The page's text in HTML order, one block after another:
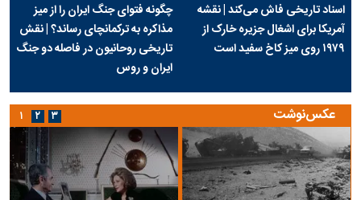
اسناد تاریخی فاش می‌کند | نقشه
آمریکا برای اشغال جزیره خارک از
۱۹۷۹ روی میز کاخ سفید است
چگونه فتوای جنگ ایران را از میز
مذاکره به ترکمانچای رساند؟ | نقش
تاریخی روحانیون در فاصله دو جنگ
ایران و روس
عکس‌نوشت ۱ ۲ ۳